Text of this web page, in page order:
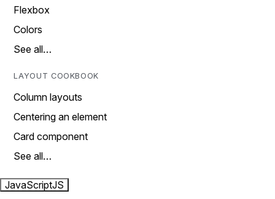
Flexbox
Colors
See all…
LAYOUT COOKBOOK
Column layouts
Centering an element
Card component
See all…
JavaScriptJS